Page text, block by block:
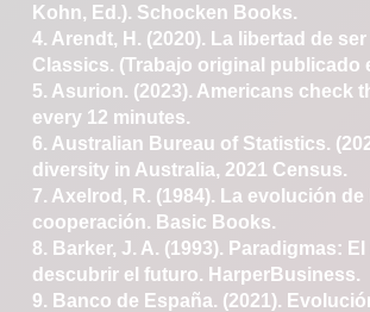
Kohn, Ed.). Schocken Books.
4. Arendt, H. (2020). La libertad de
Classics. (Trabajo original publicado
5. Asurion. (2023). Americans check
every 12 minutes.
6. Australian Bureau of Statistics.
diversity in Australia, 2021 Census.
7. Axelrod, R. (1984). La evolución de
cooperación. Basic Books.
8. Barker, J. A. (1993). Paradigmas:
descubrir el futuro. HarperBusiness.
9. Banco de España. (2021).